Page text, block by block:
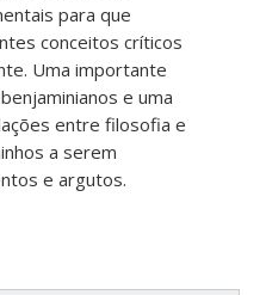
para que
conceitos críticos
Uma importante
e uma
entre filosofia e
a serem
e argutos.